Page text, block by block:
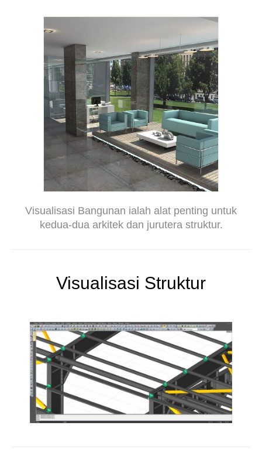
Visualisasi Bangunan ialah alat penting untuk
kedua-dua arkitek dan jurutera struktur.
Visualisasi Struktur